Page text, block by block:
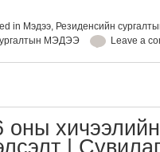
in Мэдээ, Резиденсийн
МЭДЭЭ Leave a
оны
|